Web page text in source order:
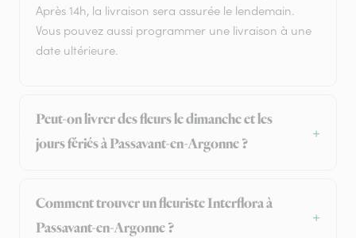
Après 14h, la livraison sera assurée le lendemain.
Vous pouvez aussi programmer une livraison à une
date ultérieure.
Peut-on livrer des fleurs le dimanche et les
jours fériés à Passavant-en-Argonne ?
Comment trouver un fleuriste Interflora à
Passavant-en-Argonne ?